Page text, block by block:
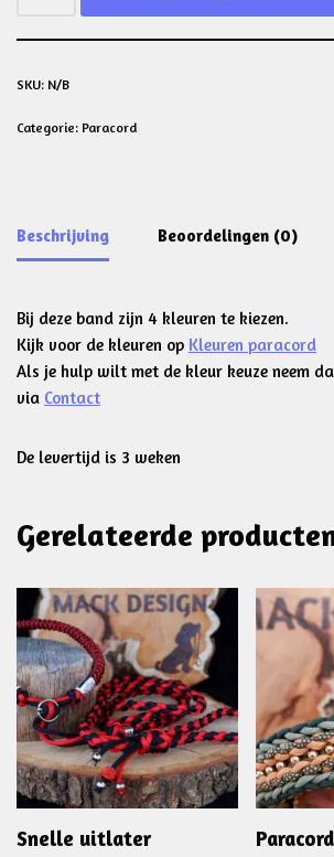
SKU: N/B
Categorie: Paracord
Beschrijving Beoordelingen (0)
Bij deze band zijn 4 kleuren te kiezen.
Kijk voor de kleuren op Kleuren paracord
Als je hulp wilt met de kleur keuze neem
via Contact
De levertijd is 3 weken
Gerelateerde
Snelle uitlater